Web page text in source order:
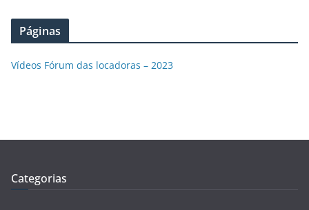
Páginas
Vídeos Fórum das locadoras – 2023
Categorias